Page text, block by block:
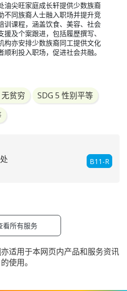
油尖旺家庭成长轩提供少数族裔
不同族裔人士融入职场并提升竞
训课程，涵盖饮食、美容、社会
及个案跟进，包括履歷撰写、
构亦安排少数族裔同工提供文化
利投入职场，促进社会共融。
贫穷
SDG 5 性别平等
B11-R
看所有服务
亦适用于本网页内产品和服务资讯
的使用。